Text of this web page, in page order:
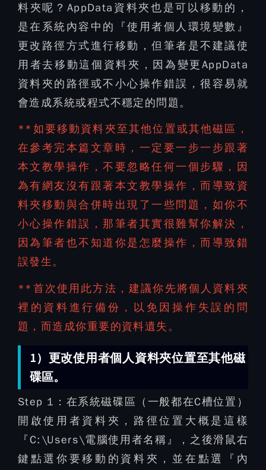
料夾呢？AppData資料夾也是可以移動的，
是在系統內容中的『使用者個人環境變數』
更改路徑方式進行移動，但筆者是不建議使
用者去移動這個資料夾，因為變更AppData
資料夾的路徑或不小心操作錯誤，很容易就
會造成系統或程式不穩定的問題。​
**如要移動資料夾至其他位置或其他磁區，
在參考完本篇文章時，一定要一步一步跟著
本文教學操作，不要忽略任何一個步驟 ，因
為有網友沒有跟著本文教學操作，而導致資
料夾移動與合併時出現了一些問題，如你不
小心操作錯誤，那筆者其實很難幫你解決，
因為筆者也不知道你是怎麼操作，而導致錯
誤發生。
**首次使用此方法，建議你先將個人資料夾
裡的資料進行備份 ，以免因操作失誤的問
題，而造成你重要的資料遺失。
1）更改使用者個人資料夾位置至其他磁
碟區。
Step 1： 在系統磁碟區（一般都在C槽位置）
開啟使用者資料夾，路徑位置大概是這樣
『C:\Users\電腦使用者名稱』，之後滑鼠右
鍵點選你要移動的資料夾，並在點選『內